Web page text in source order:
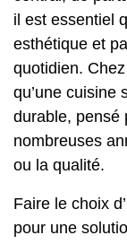
il est essentiel
esthétique et
quotidien.
qu’une cuisine
durable, pensé
nombreuses
ou la qualité.
Faire le choix
pour une